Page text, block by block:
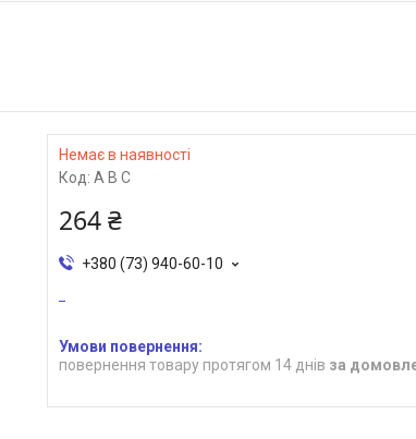
Немає в наявності
Код: A B C
264 ₴
+380 (73) 940-60-10
повернення товару протягом 14 днів за